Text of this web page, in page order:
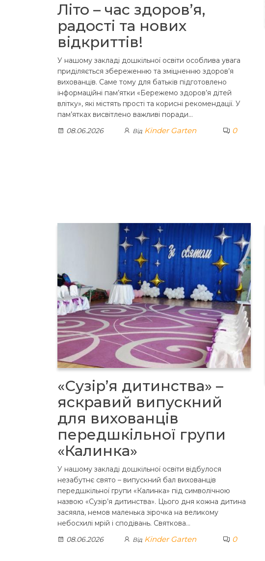
Літо – час здоров’я,
радості та нових
відкриттів!
У нашому закладі дошкільної освіти особлива увага
приділяється збереженню та зміцненню здоров’я
вихованців. Саме тому для батьків підготовлено
інформаційні пам’ятки «Бережемо здоров’я дітей
влітку», які містять прості та корисні рекомендації. У
пам’ятках висвітлено важливі поради…
08.06.2026
Від Kinder Garten 0
«Сузір’я дитинства» –
яскравий випускний
для вихованців
передшкільної групи
«Калинка»
У нашому закладі дошкільної освіти відбулося
незабутнє свято – випускний бал вихованців
передшкільної групи «Калинка» під символічною
назвою «Сузір’я дитинства». Цього дня кожна дитина
засяяла, немов маленька зірочка на великому
небосхилі мрій і сподівань. Святкова…
08.06.2026
Від Kinder Garten 0